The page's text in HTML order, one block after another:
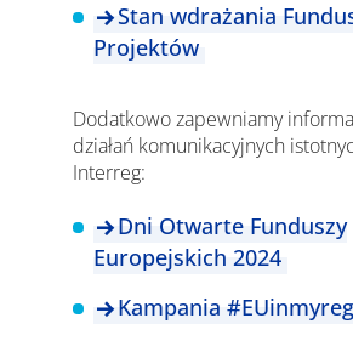
Stan wdrażania
Projektów
Dodatkowo zapewniamy
działań komunikacyjnych
Interreg:
Dni Otwarte Funduszy
Europejskich 2024
Kampania